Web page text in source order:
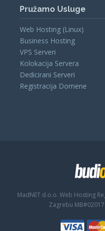
Pružamo Usluge
Web Hosting (Linux)
Business Hosting
VPS Serveri
Kolokacija Servera
Dedicirani Serveri
Registracija Domene
MadNET d.o.o. Web Hosting
Zagrebu